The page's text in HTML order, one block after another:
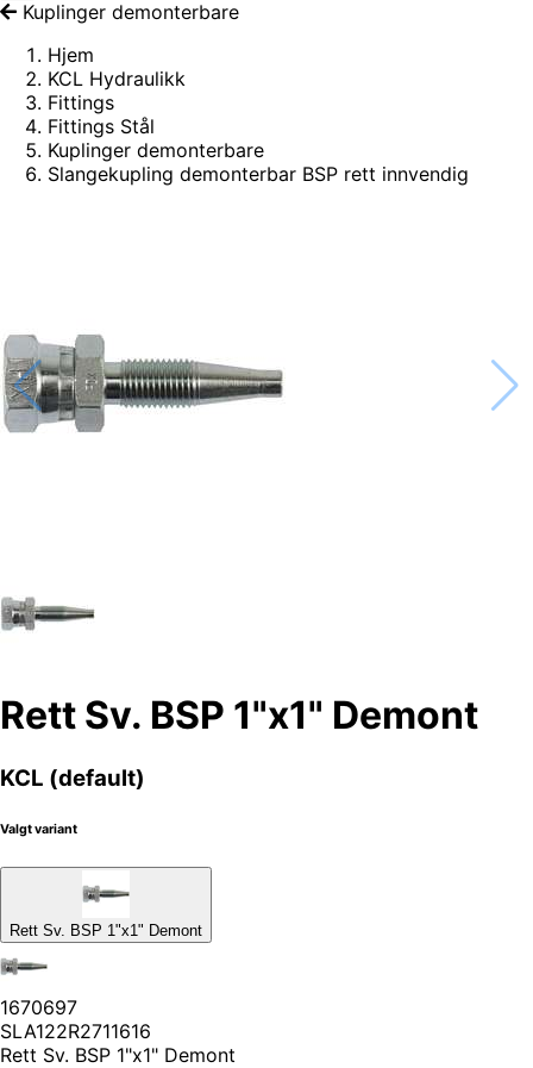
Kuplinger demonterbare
Hjem
KCL Hydraulikk
Fittings
Fittings Stål
Kuplinger demonterbare
Slangekupling demonterbar BSP rett innvendig
Rett Sv. BSP 1"x1" Demont
KCL (default)
Valgt variant
Rett Sv. BSP 1"x1" Demont
1670697
SLA122R2711616
Rett Sv. BSP 1"x1" Demont